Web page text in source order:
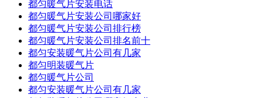
都匀暖气片安装电话
都匀暖气片安装公司哪家好
都匀暖气片安装公司排行榜
都匀暖气片安装公司排名前十
都匀安装暖气片公司有几家
都匀明装暖气片
都匀暖气片公司
都匀安装暖气片公司有几家